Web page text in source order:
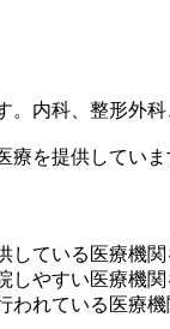
内科、整形外
を提供してい
ている医療機
やすい医療機
れている医療